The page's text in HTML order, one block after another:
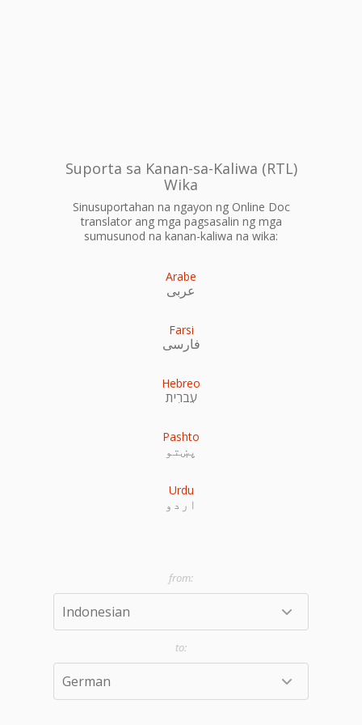
Suporta sa Kanan-sa-Kaliwa (RTL)
Wika
Sinusuportahan na ngayon ng Online Doc
translator ang mga pagsasalin ng mga
sumusunod na kanan-kaliwa na wika:
Arabe
عربى
Farsi
فارسی
Hebreo
עִברִית
Pashto
پښتو
Urdu
اردو